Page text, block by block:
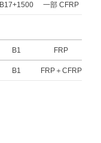
B17+1500 一部 CFRP
B1 FRP
B1 FRP＋CFRP